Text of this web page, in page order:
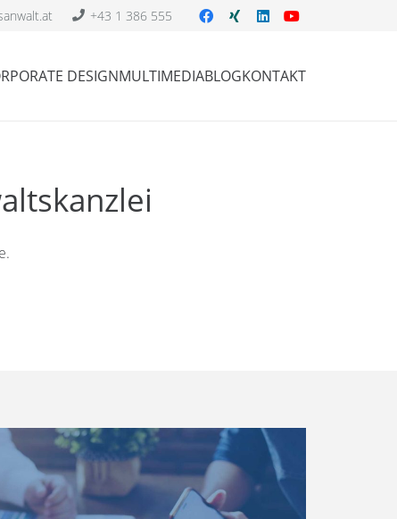
+43 1 386 555
DESIGNMULTIMEDIABLOGKONTAKT